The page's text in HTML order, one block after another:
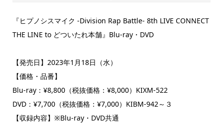
『ヒプノシスマイク -Division Rap Battle- 8th LIVE CONNECT
THE LINE to どついたれ本舗』Blu-ray・DVD
【発売日】2023年1月18日（水）
【価格・品番】
Blu-ray：¥8,800（税抜価格：¥8,000）KIXM-522
DVD：¥7,700（税抜価格：¥7,000）KIBM-942～３
【収録内容】※Blu-ray・DVD共通